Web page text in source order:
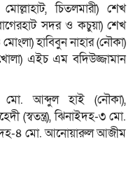
চিতলমারী) শেখ
সদর ও কচুয়া) শেখ
হাবিবুন নাহার (নৌকা)
এইচ এম বদিউজ্জামান
মো. আব্দুল হাই (নৌকা),
(স্বতন্ত্র), ঝিনাইদহ-৩ মো.
৪ মো. আনোয়ারুল আজীম